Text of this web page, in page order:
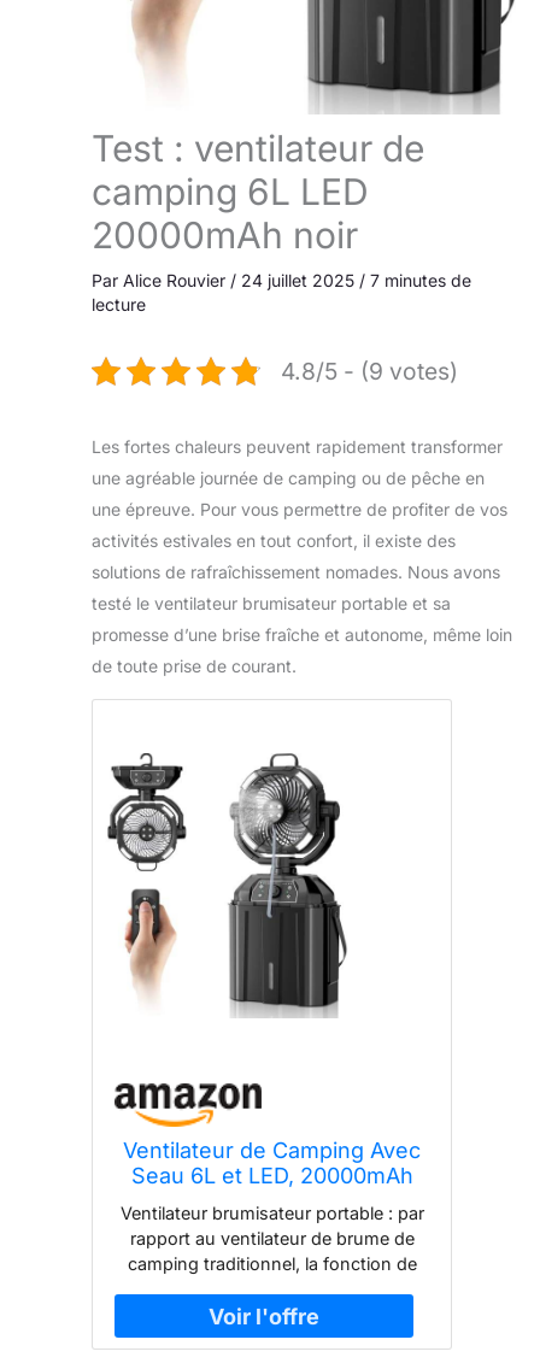
Test : ventilateur de
camping 6L LED
20000mAh noir
Par Alice Rouvier / 24 juillet 2025 / 7 minutes de
lecture
4.8/5 - (9 votes)
Les fortes chaleurs peuvent rapidement transformer
une agréable journée de camping ou de pêche en
une épreuve. Pour vous permettre de profiter de vos
activités estivales en tout confort, il existe des
solutions de rafraîchissement nomades. Nous avons
testé le ventilateur brumisateur portable et sa
promesse d’une brise fraîche et autonome, même loin
de toute prise de courant.
Ventilateur de Camping Avec
Seau 6L et LED, 20000mAh
Battery Portable Misting Fan,
3 Modes de Brumisation,
Oscillation Verticale 45°,
Ventilateur de Brumisation
pour le
Camping/Pêche/Voyage, Noir
Ventilateur brumisateur portable : par
rapport au ventilateur de brume de
camping traditionnel, la fonction de
sentir la brume d'eau fraîche sur votre
peau tout en soufflant le vent. La fine